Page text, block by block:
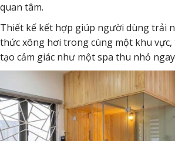
quan tâm.
Thiết kế kết hợp giúp người dùng trải
thức xông hơi trong cùng một khu
tạo cảm giác như một spa thu nhỏ